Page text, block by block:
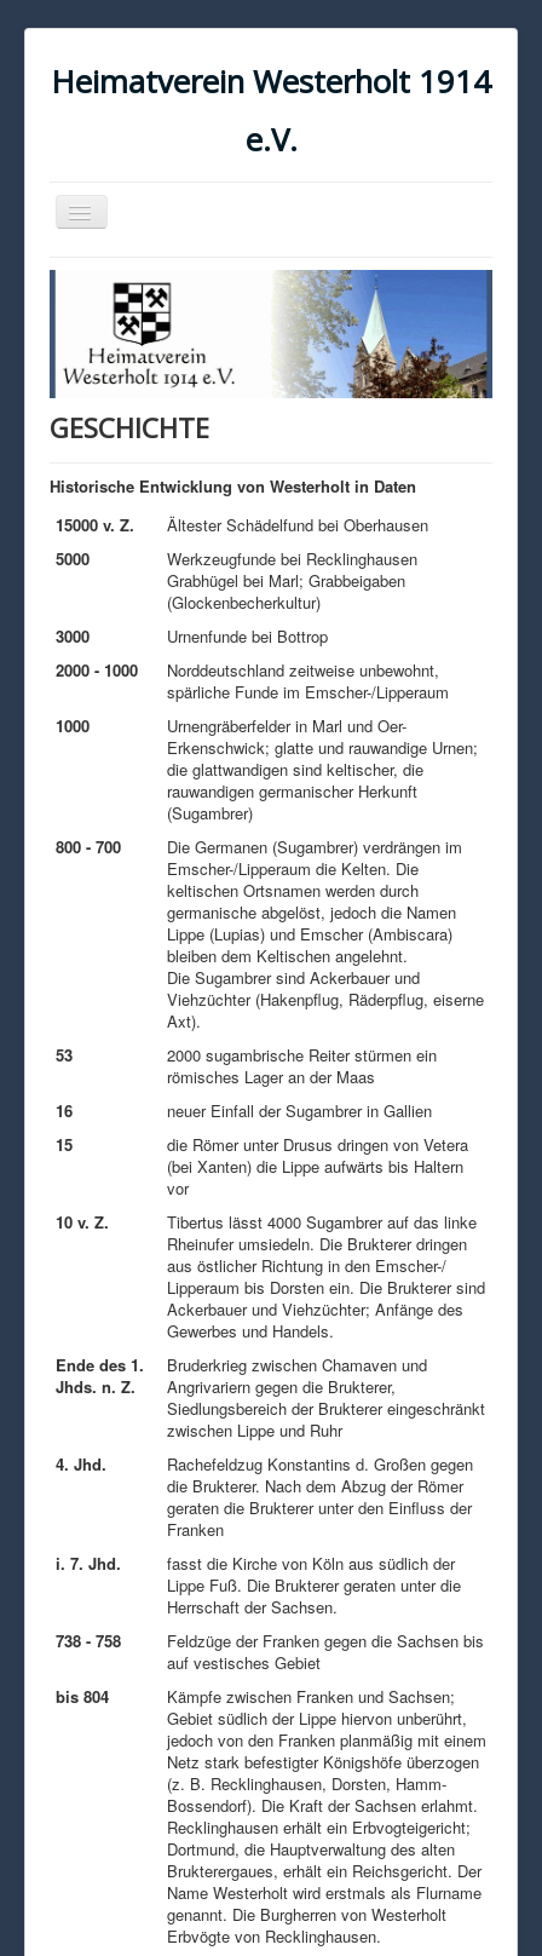
Heimatverein Westerholt 1914
e.V.
Navigation
an/aus
KONTAKT
IMPRESSUM
DATENSCHUTZ
GESCHICHTE
Historische Entwicklung von Westerholt in Daten
15000 v. Z.
Ältester Schädelfund bei Oberhausen
5000
Werkzeugfunde bei Recklinghausen
Grabhügel bei Marl; Grabbeigaben
(Glockenbecherkultur)
3000
Urnenfunde bei Bottrop
2000 - 1000
Norddeutschland zeitweise unbewohnt,
spärliche Funde im Emscher-/Lipperaum
1000
Urnengräberfelder in Marl und Oer-
Erkenschwick; glatte und rauwandige Urnen;
die glattwandigen sind keltischer, die
rauwandigen germanischer Herkunft
(Sugambrer)
800 - 700
Die Germanen (Sugambrer) verdrängen im
Emscher-/Lipperaum die Kelten. Die
keltischen Ortsnamen werden durch
germanische abgelöst, jedoch die Namen
Lippe (Lupias) und Emscher (Ambiscara)
bleiben dem Keltischen angelehnt.
Die Sugambrer sind Ackerbauer und
Viehzüchter (Hakenpflug, Räderpflug, eiserne
Axt).
53
2000 sugambrische Reiter stürmen ein
römisches Lager an der Maas
16
neuer Einfall der Sugambrer in Gallien
15
die Römer unter Drusus dringen von Vetera
(bei Xanten) die Lippe aufwärts bis Haltern
vor
10 v. Z.
Tibertus lässt 4000 Sugambrer auf das linke
Rheinufer umsiedeln. Die Brukterer dringen
aus östlicher Richtung in den Emscher-/
Lipperaum bis Dorsten ein. Die Brukterer sind
Ackerbauer und Viehzüchter; Anfänge des
Gewerbes und Handels.
Ende des 1.
Jhds. n. Z.
Bruderkrieg zwischen Chamaven und
Angrivariern gegen die Brukterer,
Siedlungsbereich der Brukterer eingeschränkt
zwischen Lippe und Ruhr
4. Jhd.
Rachefeldzug Konstantins d. Großen gegen
die Brukterer. Nach dem Abzug der Römer
geraten die Brukterer unter den Einfluss der
Franken
i. 7. Jhd.
fasst die Kirche von Köln aus südlich der
Lippe Fuß. Die Brukterer geraten unter die
Herrschaft der Sachsen.
738 - 758
Feldzüge der Franken gegen die Sachsen bis
auf vestisches Gebiet
bis 804
Kämpfe zwischen Franken und Sachsen;
Gebiet südlich der Lippe hiervon unberührt,
jedoch von den Franken planmäßig mit einem
Netz stark befestigter Königshöfe überzogen
(z. B. Recklinghausen, Dorsten, Hamm-
Bossendorf). Die Kraft der Sachsen erlahmt.
Recklinghausen erhält ein Erbvogteigericht;
Dortmund, die Hauptverwaltung des alten
Brukterergaues, erhält ein Reichsgericht. Der
Name Westerholt wird erstmals als Flurname
genannt. Die Burgherren von Westerholt
Erbvögte von Recklinghausen.